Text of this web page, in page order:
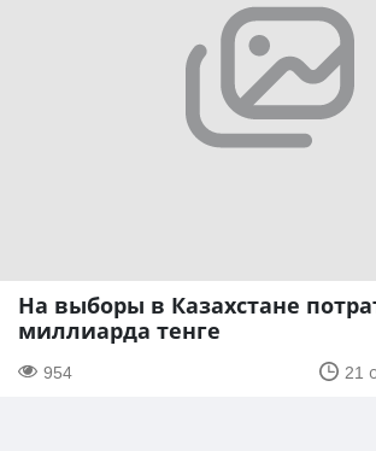
На выборы в Казахстане
миллиарда тенге
954 21